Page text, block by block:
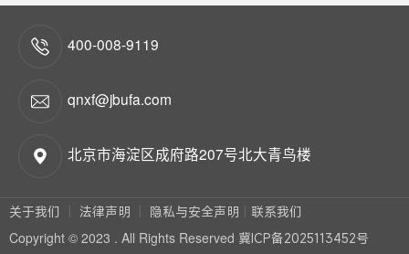
400-008-9119
qnxf@jbufa.com
北京市海淀区成府路207号北大青鸟楼
关于我们 法律声明 隐私与安全声明 联系我们
Copyright © 2023 . All Rights Reserved 冀ICP备2025113452号